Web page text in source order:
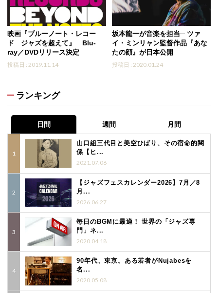
映画『ブルーノート・レコー
ド ジャズを超えて』 Blu-
ray／DVDリリース決定
投稿日 : 2019.11.14
坂本龍一が音楽を担当─ ツァ
イ・ミンリャン監督作品『あな
たの顔』が日本公開
投稿日 : 2020.01.24
ランキング
日間 週間 月間
山口組三代目と美空ひばり、その宿命的関
係【ヒ...
2021.07.06
【ジャズフェスカレンダー2026】7月／8
月...
2026.06.27
毎日のBGMに最適！ 世界の「ジャズ専
門」ネ...
2020.04.18
90年代、東京。ある若者がNujabesを
名...
2020.05.08